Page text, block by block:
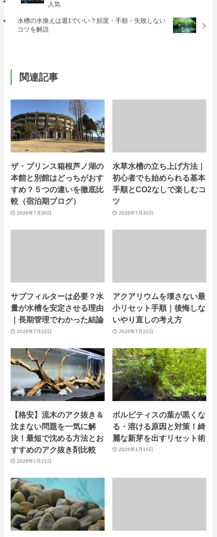
人気
水槽の水換えは週1でいい？頻度・手順・失敗しない
コツを解説
関連記事
ザ・プリンス箱根芦ノ湖の
本館と別館はどっちがおす
すめ？５つの違いを徹底比
較（宿泊期ブログ）
2026年7月30日
水草水槽の立ち上げ方法｜
初心者でも始められる基本
手順とCO2なしで楽しむコ
ツ
2026年7月30日
サブフィルターは必要？水
量が水槽を安定させる理由
｜長期管理でわかった結論
2026年7月22日
アクアリウムを壊さない最
小リセット手順｜後悔しな
いやり直しの考え方
2026年7月22日
【格安】流木のアク抜き＆
沈まない問題を一気に解
決！最短で沈める方法とお
すすめのアク抜き剤比較
2026年1月21日
ボルビティスの葉が黒くな
る・溶ける原因と対策！綺
麗な新芽を出すリセット術
2026年1月15日